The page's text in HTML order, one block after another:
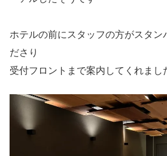
ホテルの前にスタッフの方がスタン
ださり
受付フロントまで案内してくれまし